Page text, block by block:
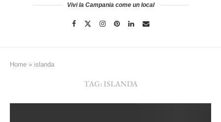
Vivi la Campania come un local
Home » islanda
TAG: ISLANDA